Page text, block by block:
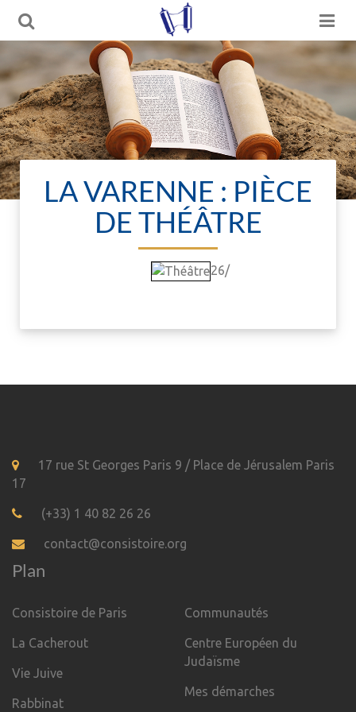
LA VARENNE : PIÈCE
DE THÉÂTRE
26/
17 rue St Georges Paris 9 / Place de Jérusalem Paris
17
(+33) 1 40 82 26 26
contact@consistoire.org
Plan
Consistoire de Paris
La Cacherout
Vie Juive
Rabbinat
Communautés
Centre Européen du
Judaïsme
Mes démarches